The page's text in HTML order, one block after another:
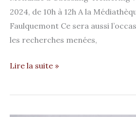
2024, de 10h à 12h A la
Faulquemont Ce sera aussi
les recherches menées,
Lire la suite »